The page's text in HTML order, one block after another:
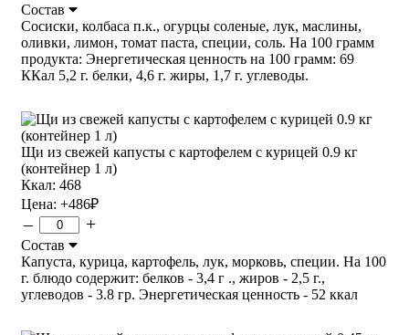
Состав
Сосиски, колбаса п.к., огурцы соленые, лук, маслины,
оливки, лимон, томат паста, специи, соль. На 100 грамм
продукта: Энергетическая ценность на 100 грамм: 69
ККал 5,2 г. белки, 4,6 г. жиры, 1,7 г. углеводы.
Щи из свежей капусты с картофелем с курицей 0.9 кг
(контейнер 1 л)
Ккал: 468
Цена: +486₽
– +
Состав
Капуста, курица, картофель, лук, морковь, специи. На 100
г. блюдо содержит: белков - 3,4 г ., жиров - 2,5 г.,
углеводов - 3.8 гр. Энергетическая ценность - 52 ккал